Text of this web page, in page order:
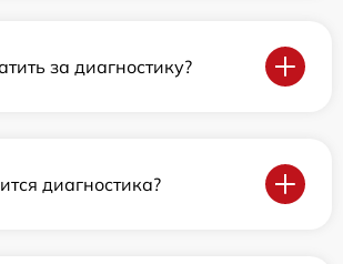
за диагностику?
диагностика?